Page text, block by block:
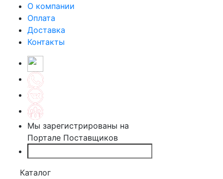
О компании
Оплата
Доставка
Контакты
Мы зарегистрированы на
Портале Поставщиков
Каталог